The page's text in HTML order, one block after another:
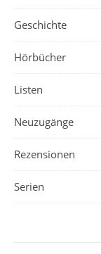
Geschichte
Hörbücher
Listen
Neuzugänge
Rezensionen
Serien